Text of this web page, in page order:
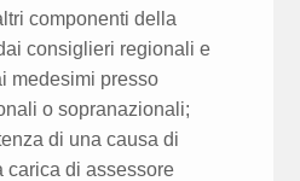
componenti della
consiglieri regionali e
medesimi presso
o sopranazionali;
di una causa di
carica di assessore